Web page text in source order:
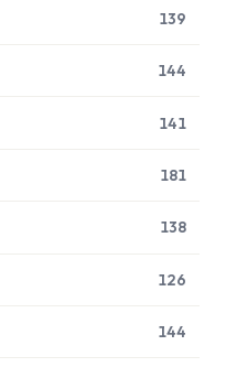
139
144
141
181
138
126
144